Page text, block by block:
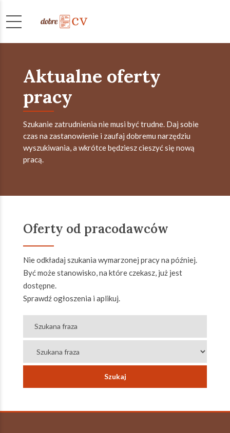
Aktualne oferty
pracy
Szukanie zatrudnienia nie musi być trudne. Daj sobie
czas na zastanowienie i zaufaj dobremu narzędziu
wyszukiwania, a wkrótce będziesz cieszyć się nową
pracą.
Oferty od pracodawców
Nie odkładaj szukania wymarzonej pracy na później.
Być może stanowisko, na które czekasz, już jest
dostępne.
Sprawdź ogłoszenia i aplikuj.